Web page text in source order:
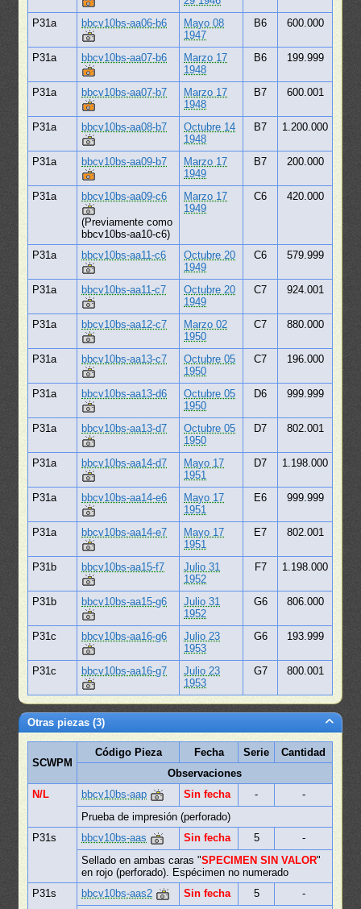
P31a
bbcv10bs-aa06-b6
Mayo 08
1947
B6 600.000
P31a bbcv10bs-aa07-b6
Marzo 17
1948
B6 199.999
P31a bbcv10bs-aa07-b7
Marzo 17
1948
B7 600.001
P31a bbcv10bs-aa08-b7
Octubre 14
1948
B7 1.200.000
P31a bbcv10bs-aa09-b7
Marzo 17
1949
B7 200.000
P31a bbcv10bs-aa09-c6
(Previamente como
bbcv10bs-aa10-c6)
Marzo 17
1949
C6 420.000
P31a bbcv10bs-aa11-c6
Octubre 20
1949
C6 579.999
P31a bbcv10bs-aa11-c7
Octubre 20
1949
C7 924.001
P31a bbcv10bs-aa12-c7
Marzo 02
1950
C7 880.000
P31a bbcv10bs-aa13-c7
Octubre 05
1950
C7 196.000
P31a bbcv10bs-aa13-d6
Octubre 05
1950
D6 999.999
P31a bbcv10bs-aa13-d7
Octubre 05
1950
D7 802.001
P31a bbcv10bs-aa14-d7
Mayo 17
1951
D7 1.198.000
P31a bbcv10bs-aa14-e6
Mayo 17
1951
E6 999.999
P31a bbcv10bs-aa14-e7
Mayo 17
1951
E7 802.001
P31b bbcv10bs-aa15-f7
Julio 31
1952
F7 1.198.000
P31b bbcv10bs-aa15-g6
Julio 31
1952
G6 806.000
P31c bbcv10bs-aa16-g6
Julio 23
1953
G6 193.999
P31c bbcv10bs-aa16-g7
Julio 23
1953
G7 800.001
Otras piezas (3)
SCWPM
Código Pieza Fecha Serie
Cantidad
Observaciones
N/L
bbcv10bs-aap Sin fecha -
-
Prueba de impresión (perforado)
P31s
bbcv10bs-aas Sin fecha 5
-
Sellado en ambas caras "SPECIMEN SIN VALOR"
en rojo (perforado). Espécimen no numerado
P31s
bbcv10bs-aas2 Sin fecha 5
-